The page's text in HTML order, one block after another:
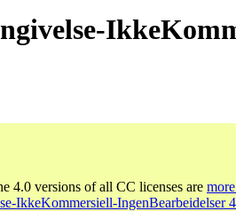
4.0 versions of all CC licenses are
IkkeKommersiell-IngenBearbeidelser